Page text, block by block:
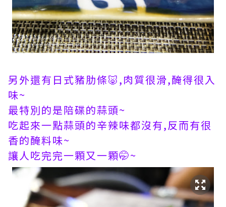
另外還有日式豬肋條🐷,肉質很滑,醃得很入
味~
最特別的是陪碟的蒜頭~
吃起來一點蒜頭的辛辣味都沒有,反而有很
香的醃料味~
讓人吃完完一顆又一顆🤭~